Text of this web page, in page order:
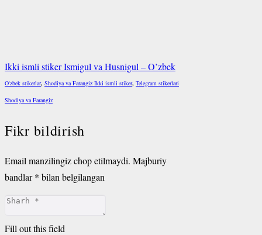
Ikki ismli stiker Ismigul va Husnigul – O’zbek
O'zbek stikerlar, Shodiya va Farangiz Ikki ismli stiker, Telegram stikerlari
Shodiya va Farangiz
Fikr bildirish
Email manzilingiz chop etilmaydi. Majburiy
bandlar* bilan belgilangan
Fill out this field